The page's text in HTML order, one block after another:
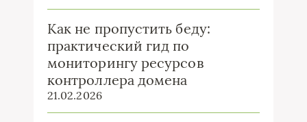
Как не пропустить беду:
практический гид по
мониторингу ресурсов
контроллера домена
21.02.2026